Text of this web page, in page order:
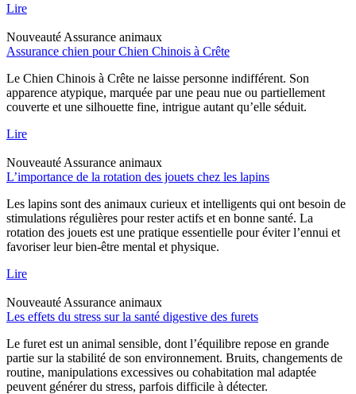
Lire
Nouveauté Assurance animaux
Assurance chien pour Chien Chinois à Crête
Le Chien Chinois à Crête ne laisse personne indifférent. Son
apparence atypique, marquée par une peau nue ou partiellement
couverte et une silhouette fine, intrigue autant qu’elle séduit.
Lire
Nouveauté Assurance animaux
L’importance de la rotation des jouets chez les lapins
Les lapins sont des animaux curieux et intelligents qui ont besoin de
stimulations régulières pour rester actifs et en bonne santé. La
rotation des jouets est une pratique essentielle pour éviter l’ennui et
favoriser leur bien-être mental et physique.
Lire
Nouveauté Assurance animaux
Les effets du stress sur la santé digestive des furets
Le furet est un animal sensible, dont l’équilibre repose en grande
partie sur la stabilité de son environnement. Bruits, changements de
routine, manipulations excessives ou cohabitation mal adaptée
peuvent générer du stress, parfois difficile à détecter.